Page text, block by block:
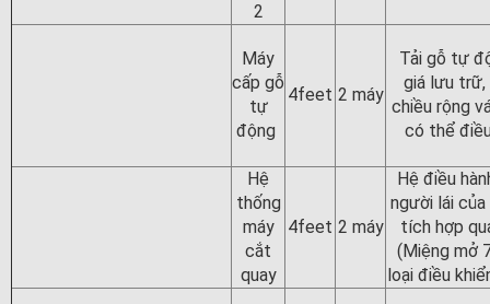
2
Máy
cấp gỗ
tự
động
4feet 2 máy
Tải gỗ tự
giá lưu trữ,
chiều rộng
có thể
Hệ
thống
máy
cắt
quay
4feet 2 máy
Hệ điều
người lái
tích hợp
(Miệng mở
loại điều